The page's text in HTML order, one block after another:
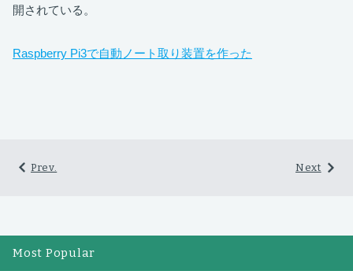
開されている。
Raspberry Pi3で自動ノート取り装置を作った
Next
Prev.
Most Popular